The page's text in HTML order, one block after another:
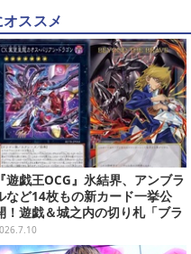
ススメ
『遊戯王OCG』氷結界、アンブラ
など14枚もの新カード一挙公
！遊戯＆城之内の切り札「ブラ
ク・デーモンズ・ドラゴン」も
たな装いで登場